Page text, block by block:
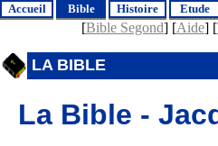
Accueil Bible Histoire Etude
[Bible Segond] [Aide] [
LA BIBLE
La Bible -